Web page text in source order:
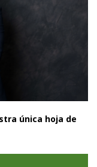
única hoja de